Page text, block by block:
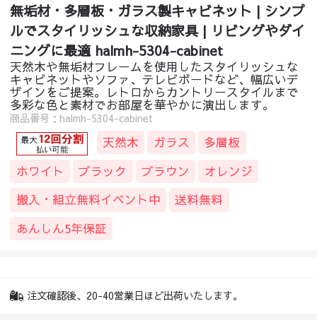
無垢材・多層板・ガラス製キャビネット | シンプ
ルでスタイリッシュな収納家具 | リビングやダイ
ニングに最適 halmh-5304-cabinet
天然木や無垢材フレームを使用したスタイリッシュな
キャビネットやソファ、テレビボードなど、幅広いデ
ザインをご提案。レトロからカントリースタイルまで
多彩な色と素材でお部屋を華やかに演出します。
商品番号：halmh-5304-cabinet
天然木 ガラス
多層板
ホワイト
ブラック ブラウン
オレンジ
搬入・組立無料イベント中
送料無料
あんしん5年保証
注文確認後、20-40営業日ほど出荷いたします。